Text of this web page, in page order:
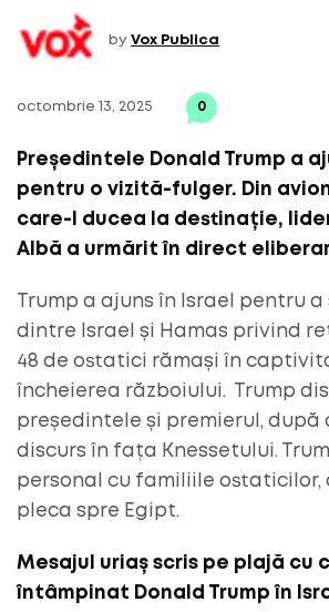
by Vox Publica
octombrie 13, 2025 0
Președintele Donald Trump a
pentru o vizită-fulger. Din
care-l ducea la destinație,
Albă a urmărit în direct
Trump a ajuns în Israel pentru
dintre Israel și Hamas privind
48 de ostatici rămași în
încheierea războiului. Trump
președintele și premierul, după
discurs în fața Knessetului.
personal cu familiile ostaticilor,
pleca spre Egipt.
Mesajul uriaș scris pe plajă cu
întâmpinat Donald Trump în